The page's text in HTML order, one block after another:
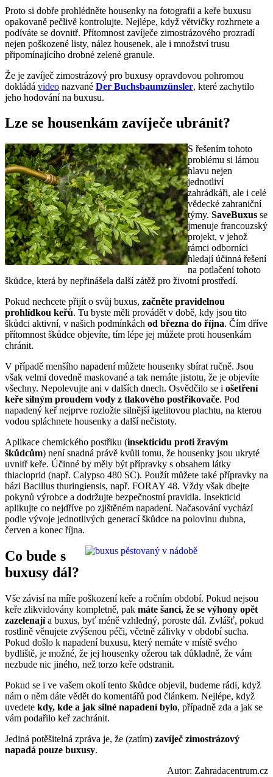
Proto si dobře prohlédněte housenky na fotografii a keře buxusu
opakovaně pečlivě kontrolujte. Nejlépe, když větvičky rozhrnete a
podíváte se dovnitř. Přítomnost zavíječe zimostrázového prozradí
nejen poškozené listy, nález housenek, ale i množství trusu
připomínajícího drobné zelené granule.
Že je zavíječ zimostrázový pro buxusy opravdovou pohromou
dokládá video nazvané Der Buchsbaumzünsler, které zachytilo
jeho hodování na buxusu.
Lze se housenkám zavíječe ubránit?
S řešením tohoto
problému si lámou
hlavu nejen
jednotliví
zahrádkáři, ale i celé
vědecké zahraniční
týmy. SaveBuxus se
jmenuje francouzský
projekt, v jehož
rámci odborníci
hledají účinná řešení
na potlačení tohoto
škůdce, která by nepřinášela další zátěž pro životní prostředí.
Pokud nechcete přijít o svůj buxus, začněte pravidelnou
prohlídkou keřů. Tu byste měli provádět v době, kdy jsou tito
škůdci aktivní, v našich podmínkách od března do října. Čím dříve
přítomnost škůdce objevíte, tím lépe jej můžete proti housenkám
chránit.
V případě menšího napadení můžete housenky sbírat ručně. Jsou
však velmi dovedně maskované a tak nemáte jistotu, že je objevíte
všechny. Nepolevujte ani v dalších dnech. Osvědčilo se i ošetření
keře silným proudem vody z tlakového postřikovače. Pod
napadený keř nejprve rozložte silnější igelitovou plachtu, na kterou
vodou spláchnete housenky a další nečistoty.
Aplikace chemického postřiku (insekticidu proti žravým
škůdcům) není snadná právě kvůli tomu, že housenky jsou ukryté
uvnitř keře. Účinné by měly být přípravky s obsahem látky
thiacloprid (např. Calypso 480 SC). Použít můžete také přípravky na
bázi Bacillus thuringiensis, např. FORAY 48. Vždy však dbejte
pokynů výrobce a dodržujte bezpečnostní pravidla. Insekticid
aplikujte co nejdříve po zjištěném napadení. Načasování vychází
podle vývoje jednotlivých generací škůdce na polovinu dubna,
červen a konec října.
Co bude s
buxusy dál?
Vše závisí na míře poškození keře a ročním období. Pokud nejsou
keře zlikvidovány kompletně, pak máte šanci, že se výhony opět
zazelenajía buxus, byť méně vzhledný, poroste dál. Zvlášť, pokud
rostlině věnujete zvýšenou péči, včetně zálivky v období sucha.
Pokud došlo k napadení buxusu, který nemáte v místě svého
bydliště, je možné, že jej housenky ožerou tak důkladně, že vám
nezbude nic jiného, než torzo keře odstranit.
Pokud se i ve vašem okolí tento škůdce objevil, budeme rádi, když
nám o něm dáte vědět do komentářů pod článkem. Nejlépe, když
uvedete kdy, kde a jak silné napadení bylo, případně zda a jak se
vám podařilo keř zachránit.
Jediná potěšitelná zpráva je, že (zatím) zavíječ zimostrázový
napadá pouze buxusy.
Autor: Zahradacentrum.cz